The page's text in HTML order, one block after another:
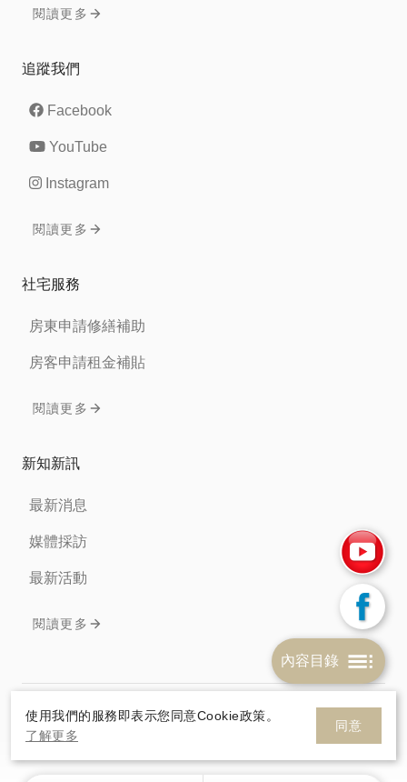
閱讀更多
追蹤我們
Facebook
YouTube
Instagram
閱讀更多
社宅服務
房東申請修繕補助
房客申請租金補貼
閱讀更多
新知新訊
最新消息
媒體採訪
最新活動
閱讀更多
免責聲明 隱私權條款 Cookie政策
內容目錄
使用我們的服務即表示您同意Cookie政策。
了解更多
同意